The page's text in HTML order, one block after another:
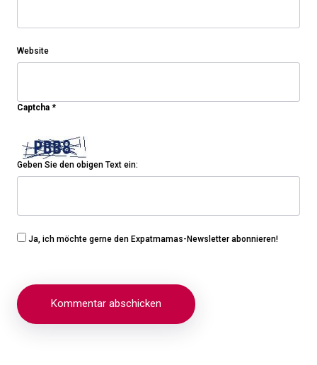
Website
Captcha *
Geben Sie den obigen Text ein:
Ja, ich möchte gerne den Expatmamas-Newsletter abonnieren!